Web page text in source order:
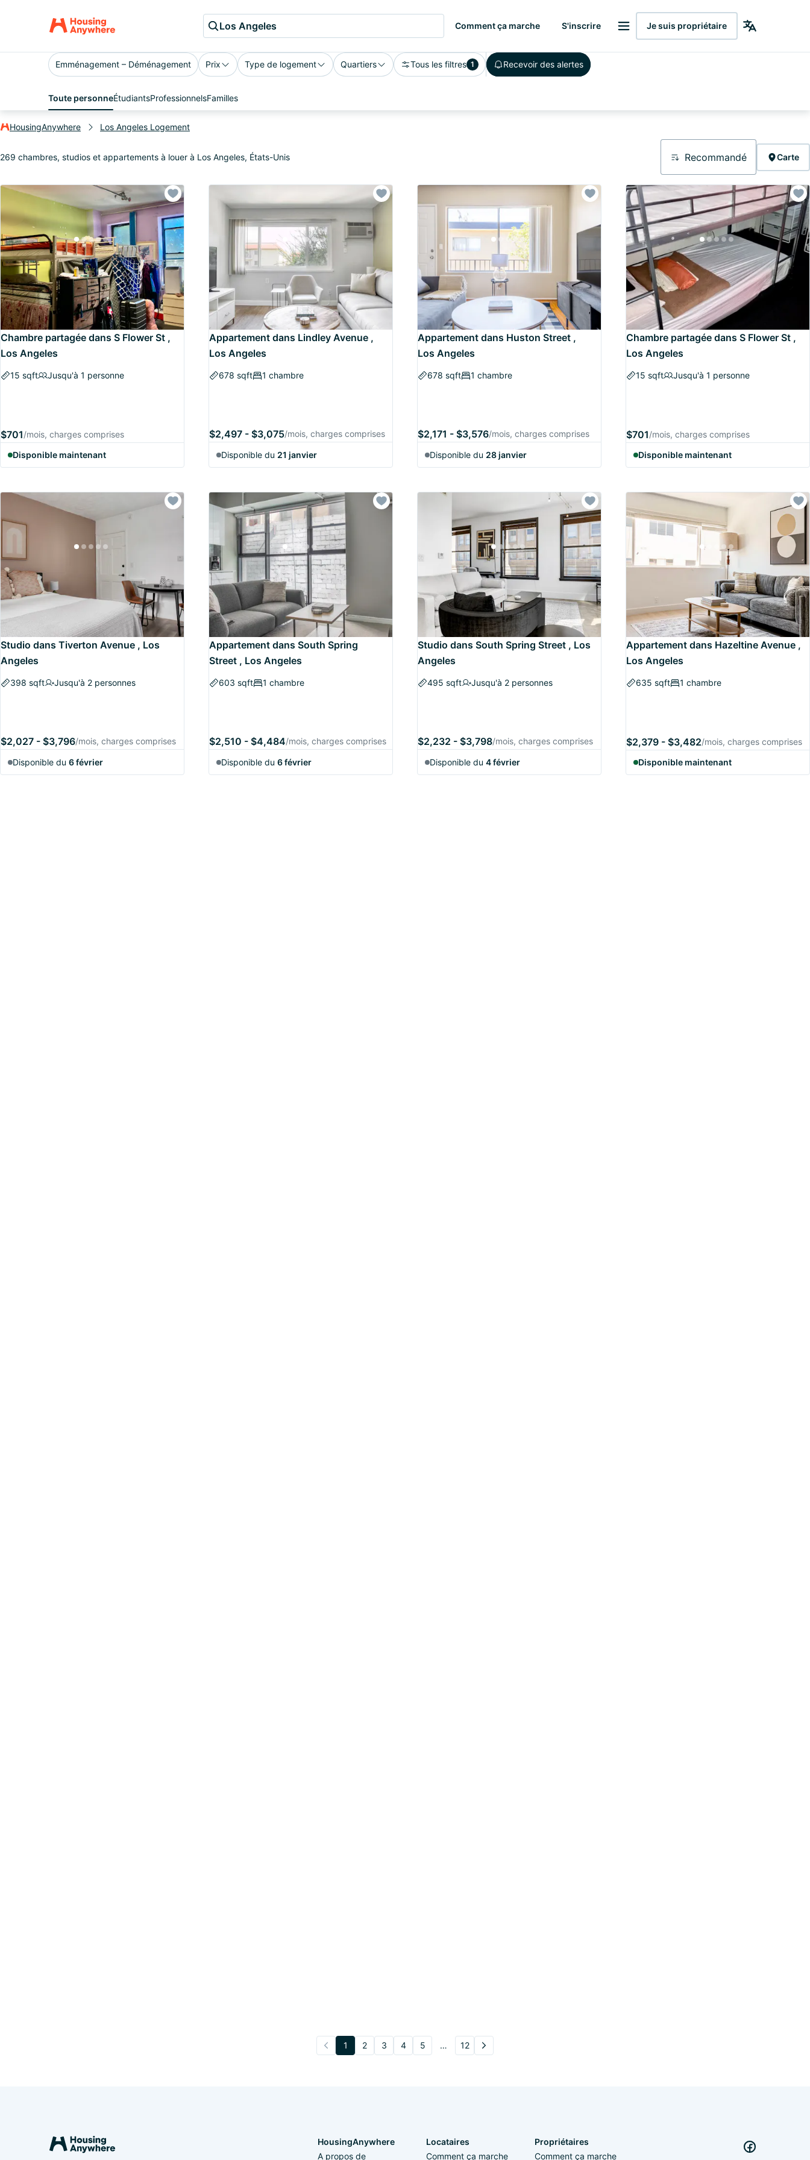
Los Angeles Comment ça marche S'inscrire Je suis propriétaire
Emménagement – Déménagement Prix Type de logement Quartiers Tous les filtres 1 Recevoir des alertes
Toute personneÉtudiantsProfessionnelsFamilles
HousingAnywhere Los Angeles Logement
269 chambres, studios et appartements à louer à Los Angeles, États-Unis Recommandé Carte
Chambre partagée dans S Flower St ,
Los Angeles
15 sqft Jusqu'à 1 personne
$701/mois, charges comprises
Disponible maintenant
Appartement dans Lindley Avenue ,
Los Angeles
678 sqft 1 chambre
$2,497 - $3,075/mois, charges comprises
Disponible du 21 janvier
Appartement dans Huston Street ,
Los Angeles
678 sqft 1 chambre
$2,171 - $3,576/mois, charges comprises
Disponible du 28 janvier
Chambre partagée dans S Flower St ,
Los Angeles
15 sqft Jusqu'à 1 personne
$701/mois, charges comprises
Disponible maintenant
Studio dans Tiverton Avenue , Los
Angeles
398 sqft Jusqu'à 2 personnes
$2,027 - $3,796/mois, charges comprises
Disponible du 6 février
Appartement dans South Spring
Street , Los Angeles
603 sqft 1 chambre
$2,510 - $4,484/mois, charges comprises
Disponible du 6 février
Studio dans South Spring Street , Los
Angeles
495 sqft Jusqu'à 2 personnes
$2,232 - $3,798/mois, charges comprises
Disponible du 4 février
Appartement dans Hazeltine Avenue ,
Los Angeles
635 sqft 1 chambre
$2,379 - $3,482/mois, charges comprises
Disponible maintenant
1 2 3 4 5 … 12
HousingAnywhere
A propos de
Locataires
Comment ça marche
Propriétaires
Comment ça marche